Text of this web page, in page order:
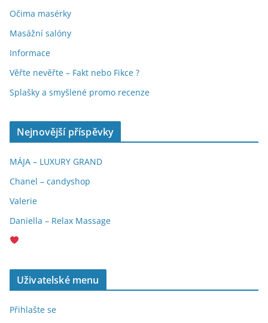
Očima masérky
Masážní salóny
Informace
Věřte nevěřte – Fakt nebo Fikce ?
Splašky a smyšlené promo recenze
Nejnovější příspěvky
MÁJA – LUXURY GRAND
Chanel – candyshop
Valerie
Daniella – Relax Massage
Uživatelské menu
Přihlašte se